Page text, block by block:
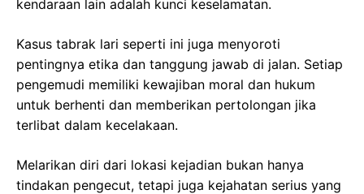
kendaraan lain adalah kunci keselamatan.
Kasus tabrak lari seperti ini juga menyoroti
pentingnya etika dan tanggung jawab di jalan. Setiap
pengemudi memiliki kewajiban moral dan hukum
untuk berhenti dan memberikan pertolongan jika
terlibat dalam kecelakaan.
Melarikan diri dari lokasi kejadian bukan hanya
tindakan pengecut, tetapi juga kejahatan serius yang